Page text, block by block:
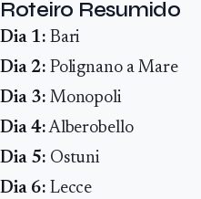
Roteiro Resumido
Dia 1: Bari
Dia 2: Polignano a Mare
Dia 3: Monopoli
Dia 4:Alberobello
Dia 5: Ostuni
Dia 6: Lecce